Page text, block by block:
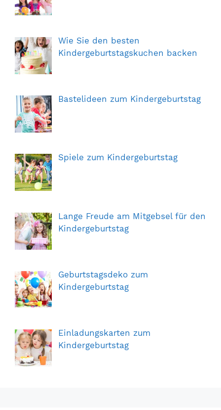
Wie Sie den besten
Kindergeburtstagskuchen backen
Bastelideen zum Kindergeburtstag
Spiele zum Kindergeburtstag
Lange Freude am Mitgebsel für den
Kindergeburtstag
Geburtstagsdeko zum
Kindergeburtstag
Einladungskarten zum
Kindergeburtstag